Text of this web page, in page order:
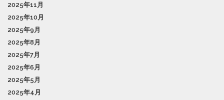
2025年11月
2025年10月
2025年9月
2025年8月
2025年7月
2025年6月
2025年5月
2025年4月